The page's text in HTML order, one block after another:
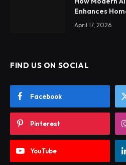
Enhances
April 17, 2026
FIND US ON SOCIAL
Facebook
Pinterest
YouTube